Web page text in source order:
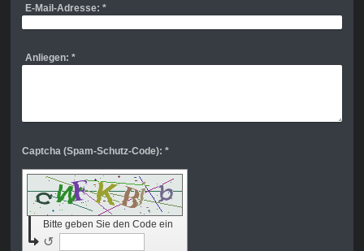
E-Mail-Adresse: *
Anliegen: *
Captcha (Spam-Schutz-Code): *
Bitte geben Sie den Code ein
↺